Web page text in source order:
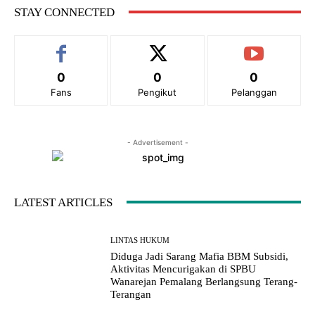
STAY CONNECTED
0
Fans
0
Pengikut
0
Pelanggan
- Advertisement -
LATEST ARTICLES
LINTAS HUKUM
Diduga Jadi Sarang Mafia BBM Subsidi,
Aktivitas Mencurigakan di SPBU
Wanarejan Pemalang Berlangsung Terang-
Terangan